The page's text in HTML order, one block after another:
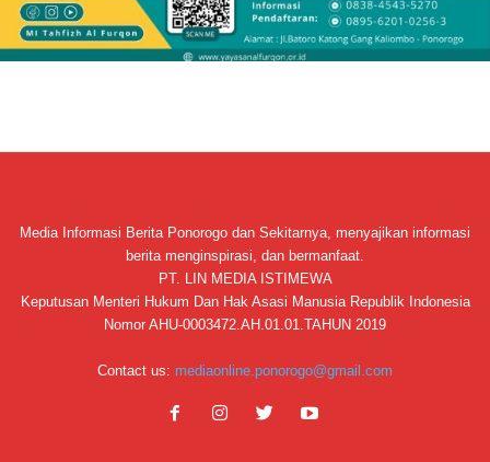
Media Informasi Berita Ponorogo dan Sekitarnya, menyajikan informasi
berita menginspirasi, dan bermanfaat.
PT. LIN MEDIA ISTIMEWA
Keputusan Menteri Hukum Dan Hak Asasi Manusia Republik Indonesia
Nomor AHU-0003472.AH.01.01.TAHUN 2019
Contact us: mediaonline.ponorogo@gmail.com